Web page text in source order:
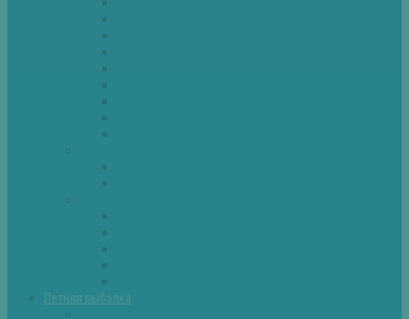
Летняя рыбалка